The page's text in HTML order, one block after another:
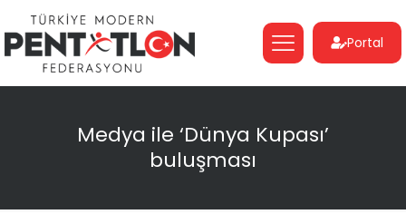
Portal
Medya ile ‘Dünya Kupası’
buluşması